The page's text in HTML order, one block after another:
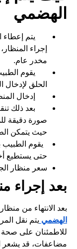
الهضمي
يتم إعطاء
إجراء
مخدر عام.
يقوم
الحلق لإدخال
إدخال
بعد ذلك
صورة دقيقة
حيث يتمكن
يقوم الطبيب
حتى يستطيع
سعر منظار
بعد إجراء
بعد الانتهاء من
الهضمي
للاطمئنان على
مضاعفات، قد يشعر